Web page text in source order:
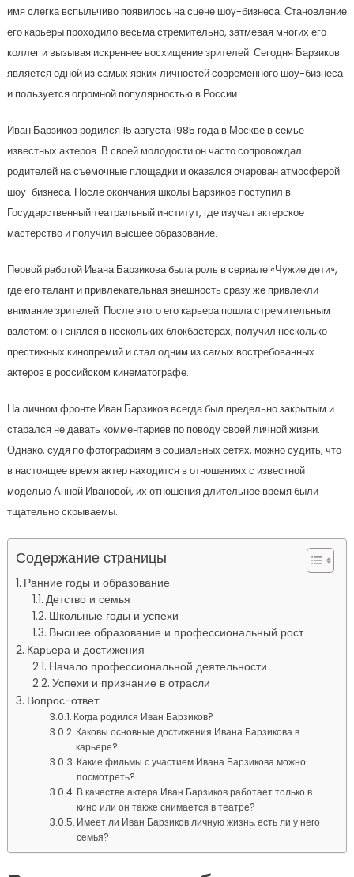
имя слегка вспыльчиво появилось на сцене шоу-бизнеса. Становление
его карьеры проходило весьма стремительно, затмевая многих его
коллег и вызывая искреннее восхищение зрителей. Сегодня Барзиков
является одной из самых ярких личностей современного шоу-бизнеса
и пользуется огромной популярностью в России.
Иван Барзиков родился 15 августа 1985 года в Москве в семье
известных актеров. В своей молодости он часто сопровождал
родителей на съемочные площадки и оказался очарован атмосферой
шоу-бизнеса. После окончания школы Барзиков поступил в
Государственный театральный институт, где изучал актерское
мастерство и получил высшее образование.
Первой работой Ивана Барзикова была роль в сериале «Чужие дети»,
где его талант и привлекательная внешность сразу же привлекли
внимание зрителей. После этого его карьера пошла стремительным
взлетом: он снялся в нескольких блокбастерах, получил несколько
престижных кинопремий и стал одним из самых востребованных
актеров в российском кинематографе.
На личном фронте Иван Барзиков всегда был предельно закрытым и
старался не давать комментариев по поводу своей личной жизни.
Однако, судя по фотографиям в социальных сетях, можно судить, что
в настоящее время актер находится в отношениях с известной
моделью Анной Ивановой, их отношения длительное время были
тщательно скрываемы.
Содержание страницы
Ранние годы и образование
Детство и семья
Школьные годы и успехи
Высшее образование и профессиональный рост
Карьера и достижения
Начало профессиональной деятельности
Успехи и признание в отрасли
Вопрос-ответ:
Когда родился Иван Барзиков?
Каковы основные достижения Ивана Барзикова в
карьере?
Какие фильмы с участием Ивана Барзикова можно
посмотреть?
В качестве актера Иван Барзиков работает только в
кино или он также снимается в театре?
Имеет ли Иван Барзиков личную жизнь, есть ли у него
семья?